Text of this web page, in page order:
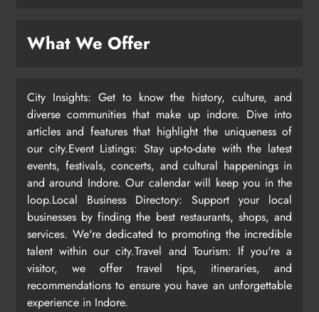
What We Offer
City Insights: Get to know the history, culture, and
diverse communities that make up indore. Dive into
articles and features that highlight the uniqueness of
our city.Event Listings: Stay up-to-date with the latest
events, festivals, concerts, and cultural happenings in
and around Indore. Our calendar will keep you in the
loop.Local Business Directory: Support your local
businesses by finding the best restaurants, shops, and
services. We're dedicated to promoting the incredible
talent within our city.Travel and Tourism: If you're a
visitor, we offer travel tips, itineraries, and
recommendations to ensure you have an unforgettable
experience in Indore.